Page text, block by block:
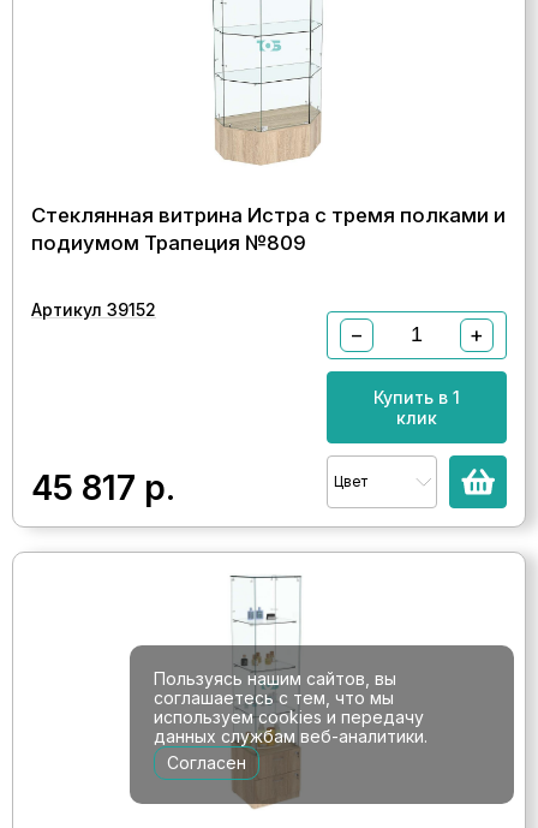
Стеклянная витрина Истра с тремя полками и
подиумом Трапеция №809
Артикул 39152
45 817 р.
− +
Купить в 1
клик
Цвет
Пользуясь нашим сайтов, вы
соглашаетесь с тем, что мы
используем cookies и передачу
данных службам веб-аналитики.
Согласен